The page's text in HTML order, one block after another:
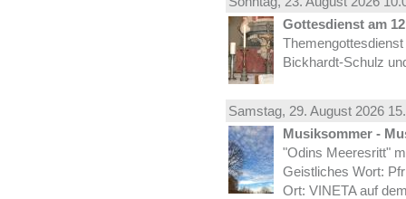
Gottesdienst am
Bickhardt-Schulz
Samstag, 29. August 2026
Musiksommer -
"Odins Meeresritt"
Geistliches Wort:
Ort: VINETA auf